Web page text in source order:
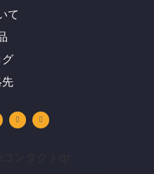
て
グ
イ
ス
ブ
a
t
s